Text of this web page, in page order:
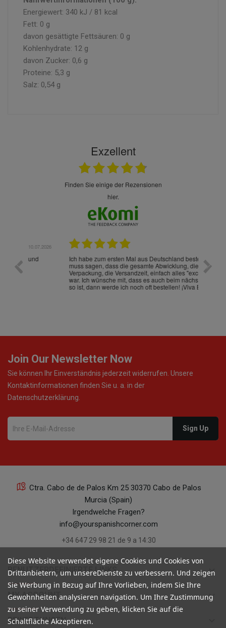
Energiewert: 340 kJ / 81 kcal
Fett: 0 g
davon gesättigte Fettsäuren: 0 g
Kohlenhydrate: 12 g
davon Zucker: 0,6 g
Proteine: 5,3 g
Salz: 0,54 g
Exzellent
finden Sie einige der Rezensionen
hier.
Ich habe zum ersten Mal aus Deutschland bestellt und
muss sagen, dass die gesamte Abwicklung, die
Verpackung, die Versandzeit, einfach alles "excelente"
war. Ich wünsche mit, dass es auch beim nächsten Mal
so ist, dann werde ich noch oft bestellen! ¡Viva España!
Die
gut
ist
Join Our Newsletter Now
Sie können Ihr Einverständnis jederzeit widerrufen. Unsere
Kontaktinformationen finden Sie u. a. in der
Datenschutzerklärung.
Ctra. Cabo de de Palos Km 25 30370 Cabo de Palos
Murcia (Spain)
Irgendwelche Fragen?
info@yourspanishcorner.com
+34 647 29 98 21 de 9 a 14:30
BENUTZERDEFINIERTE LINKS keyboard_arrow_down
MY ACCOUNT keyboard_arrow_down
BEWERTUNGEN
Diese Website verwendet eigene Cookies und Cookies von
Drittanbietern, um unsereDienste zu verbessern. Und zeigen
Sie Werbung in Bezug auf Ihre Vorlieben, indem Sie Ihre
Gewohnheiten analysieren navigation. Um Ihre Zustimmung
zu seiner Verwendung zu geben, klicken Sie auf die
Schaltfläche Akzeptieren.